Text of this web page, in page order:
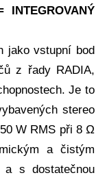
jako vstupní bod
z řady RADIA,
Je to
stereo
W RMS při 8 Ω
a čistým
s dostatečnou